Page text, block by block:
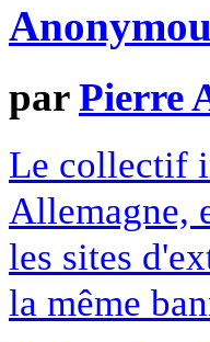
parPierre
Le collectif
Allemagne,
les sites
la même